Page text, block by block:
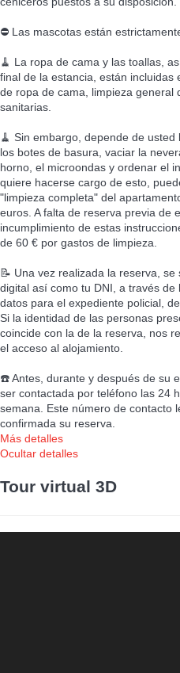
ceniceros puestos a su disposición.
⛔ Las mascotas están
🧹 La ropa de cama y las toallas,
final de la estancia, están incluidas
de ropa de cama, limpieza general
sanitarias.
🧹 Sin embargo, depende de
los botes de basura, vaciar la
horno, el microondas y ordenar el
quiere hacerse cargo de esto,
"limpieza completa" del
euros. A falta de reserva previa de
incumplimiento de estas
de 60 € por gastos de limpieza.
📝 Una vez realizada la reserva,
digital así como tu DNI, a través
datos para el expediente policial,
Si la identidad de las personas
coincide con la de la reserva, nos
el acceso al alojamiento.
☎️ Antes, durante y después de su
ser contactada por teléfono las 24
semana. Este número de contacto
confirmada su reserva.
Más detalles
Ocultar detalles
Tour virtual 3D